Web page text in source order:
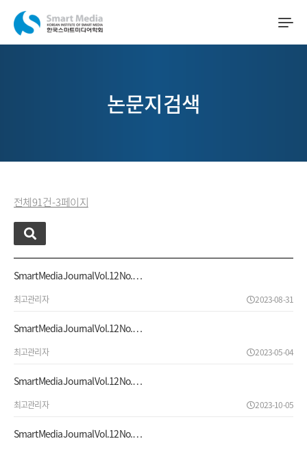
논문지검색
전체 91 건 - 3 페이지
Smart Media Journal Vol.12 No.…
최고관리자 2023-08-31
Smart Media Journal Vol.12 No.…
최고관리자 2023-05-04
Smart Media Journal Vol.12 No.…
최고관리자 2023-10-05
Smart Media Journal Vol.12 No.…